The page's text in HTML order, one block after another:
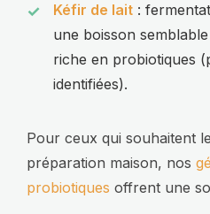
Kéfir de lait :
une boisson
riche en probiotiques
identifiées).
Pour ceux qui souhaitent
préparation maison, nos
probiotiques offrent une